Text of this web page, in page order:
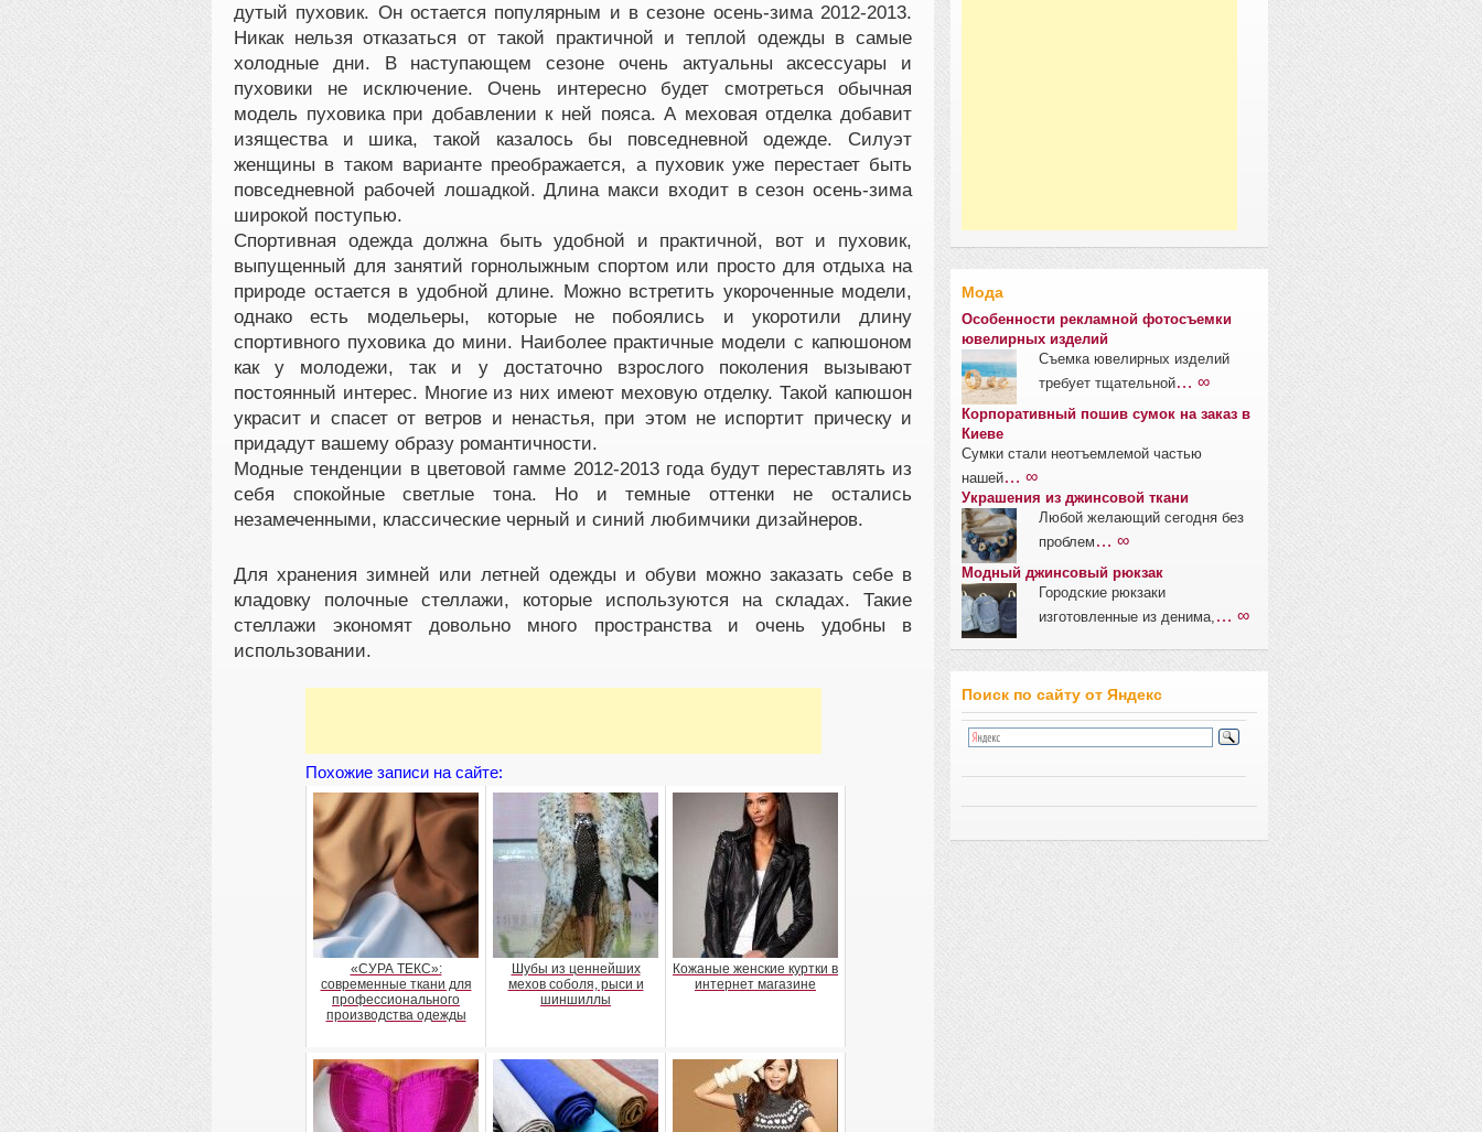
дутый пуховик. Он остается популярным и в сезоне осень-зима 2012-2013.
Никак нельзя отказаться от такой практичной и теплой одежды в самые
холодные дни. В наступающем сезоне очень актуальны аксессуары и
пуховики не исключение. Очень интересно будет смотреться обычная
модель пуховика при добавлении к ней пояса. А меховая отделка добавит
изящества и шика, такой казалось бы повседневной одежде. Силуэт
женщины в таком варианте преображается, а пуховик уже перестает быть
повседневной рабочей лошадкой. Длина макси входит в сезон осень-зима
широкой поступью.
Спортивная одежда должна быть удобной и практичной, вот и пуховик,
выпущенный для занятий горнолыжным спортом или просто для отдыха на
природе остается в удобной длине. Можно встретить укороченные модели,
однако есть модельеры, которые не побоялись и укоротили длину
спортивного пуховика до мини. Наиболее практичные модели с капюшоном
как у молодежи, так и у достаточно взрослого поколения вызывают
постоянный интерес. Многие из них имеют меховую отделку. Такой капюшон
украсит и спасет от ветров и ненастья, при этом не испортит прическу и
придадут вашему образу романтичности.
Модные тенденции в цветовой гамме 2012-2013 года будут переставлять из
себя спокойные светлые тона. Но и темные оттенки не остались
незамеченными, классические черный и синий любимчики дизайнеров.
Для хранения зимней или летней одежды и обуви можно заказать себе в
кладовку полочные стеллажи, которые используются на складах. Такие
стеллажи экономят довольно много пространства и очень удобны в
использовании.
Похожие записи на сайте:
«СУРА ТЕКС»:
современные ткани для
профессионального
производства одежды
Шубы из ценнейших
мехов соболя, рыси и
шиншиллы
Кожаные женские куртки в
интернет магазине
Мода
Особенности рекламной фотосъемки
ювелирных изделий
Съемка ювелирных изделий
требует тщательной… ∞
Корпоративный пошив сумок на заказ в
Киеве
Сумки стали неотъемлемой частью
нашей… ∞
Украшения из джинсовой ткани
Любой желающий сегодня без
проблем … ∞
Модный джинсовый рюкзак
Городские рюкзаки
изготовленные из денима, … ∞
Поиск по сайту от Яндекс